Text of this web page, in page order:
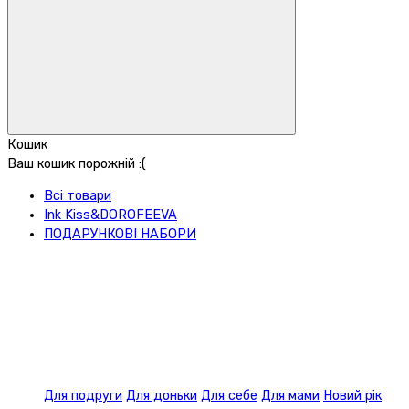
Кошик
Ваш кошик порожній :(
Всі товари
Ink Kiss&DOROFEEVA
ПОДАРУНКОВІ НАБОРИ
Для подруги Для доньки Для себе Для мами Новий рік